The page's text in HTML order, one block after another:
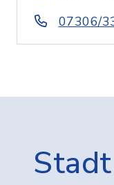
07306/